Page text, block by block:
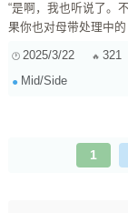
“是啊，我也听说了。
果你也对母带处理中
在 FabFilter Pro-MB
天，咱们就一起揭开
2025/3/22 321
Mid/Side
1